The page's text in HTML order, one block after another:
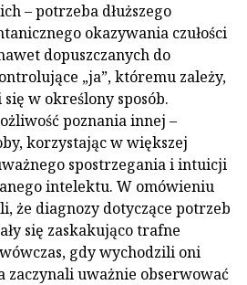
– potrzeba dłuższego
okazywania czułości
dopuszczanych do
„ja”, któremu zależy,
w określony sposób.
poznania innej –
korzystając w większej
spostrzegania i intuicji
intelektu. W omówieniu
że diagnozy dotyczące potrzeb
się zaskakująco trafne
gdy wychodzili oni
zaczynali uważnie obserwować